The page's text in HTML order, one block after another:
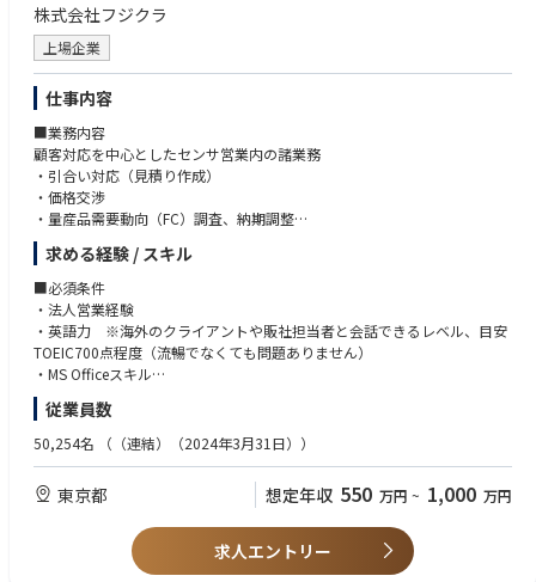
株式会社フジクラ
上場企業
仕事内容
■業務内容
顧客対応を中心としたセンサ営業内の諸業務
・引合い対応（見積り作成）
・価格交渉
・量産品需要動向（FC）調査、納期調整
・新規案件獲得、市場調査
・年度計画策定
・契約書締結
・顧客与信管理
■期待値役割等
グループメンバーと協業して全体のアウトプットに貢献できること
■業務の面白み・魅力
国内外問わず、顧客や代理店、海外販社等とのやり取りが多く、会社を代
表して責任感をもった対応を行う役割となります。社外関係者とのやり取
りによる情報収集で視野が広くなる事に加え、引合いから代金回収までの
一連の社内業務に関ることでSCMに幅広く関り会社の仕組みを理解し貢献
移管を控えており、移管に伴う様々な業務経験を積む機会があると共に、
日々グローバルな視野で業務にあたることが出来ます。
求める経験 / スキル
■必須条件
・法人営業経験
・英語力 ※海外のクライアントや販社担当者と会話できるレベル、目安
TOEIC700点程度（流暢でなくても問題ありません）
・MS Officeスキル
■歓迎条件
・メーカーでの営業経験（電子部品業界経験があれば尚可）
■求める人物像
・高いコミュニケーション力：マネジメント層や職場メンバー、拠点メン
バーと信頼関係を築き円滑に業務を進められる
・リーダーシップ力：自分自身で旗を振り、関係者を巻き込んでプロジェ
従業員数
50,254名 （（連結）（2024年3月31日））
東京都 想定年収 550 万円 ~ 1,000 万円
求人エントリー